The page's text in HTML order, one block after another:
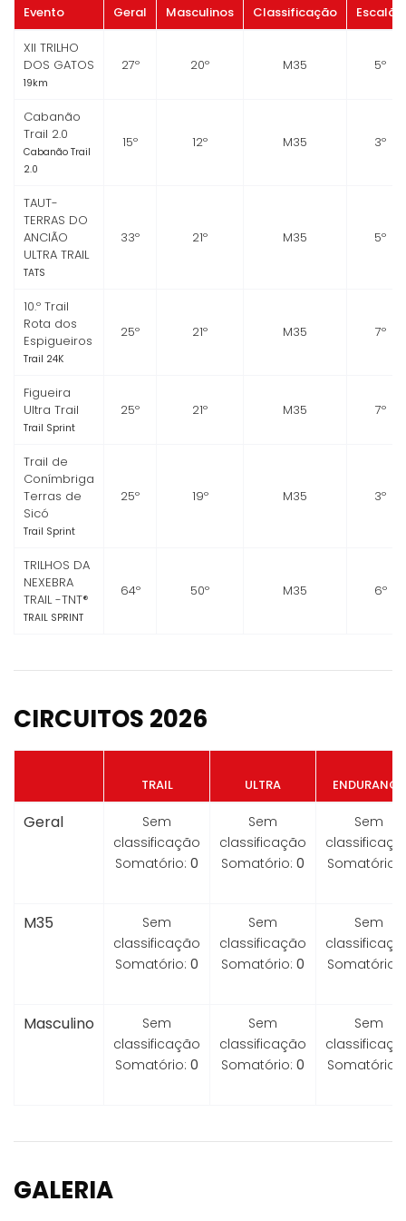
Evento Geral Masculinos Classificação Escalão
XII TRILHO
DOS GATOS
19km
27º 20º M35 5º
Cabanão
Trail 2.0
Cabanão Trail
2.0
15º 12º M35 3º
TAUT-
TERRAS DO
ANCIÃO
ULTRA TRAIL
TATS
33º 21º M35 5º
10.º Trail
Rota dos
Espigueiros
Trail 24K
25º 21º M35 7º
Figueira
Ultra Trail
Trail Sprint
25º 21º M35 7º
Trail de
Conímbriga
Terras de
Sicó
Trail Sprint
25º 19º M35 3º
TRILHOS DA
NEXEBRA
TRAIL -TNT®
TRAIL SPRINT
64º 50º M35 6º
CIRCUITOS 2026
TRAIL ULTRA ENDURANCE
Geral
Sem
classificação
Somatório: 0
Sem
classificação
Somatório: 0
Sem
Somatório:
M35
Sem
classificação
Somatório: 0
Sem
classificação
Somatório: 0
Sem
Somatório:
Masculino
Sem
classificação
Somatório: 0
Sem
classificação
Somatório: 0
Sem
Somatório:
GALERIA